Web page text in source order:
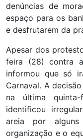
denúncias de
espaço para os
e desfrutarem da
Apesar dos
feira (28) contra
informou que só
Carnaval. A
na última
identificou
areia por alguns
organização e o